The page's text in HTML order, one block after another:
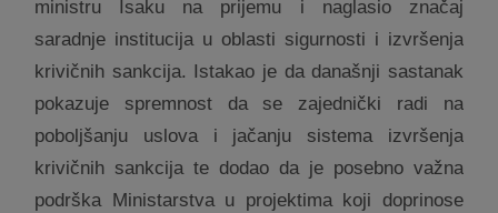
ministru Isaku na prijemu i naglasio značaj
saradnje institucija u oblasti sigurnosti i izvršenja
krivičnih sankcija. Istakao je da današnji sastanak
pokazuje spremnost da se zajednički radi na
poboljšanju uslova i jačanju sistema izvršenja
krivičnih sankcija te dodao da je posebno važna
podrška Ministarstva u projektima koji doprinose